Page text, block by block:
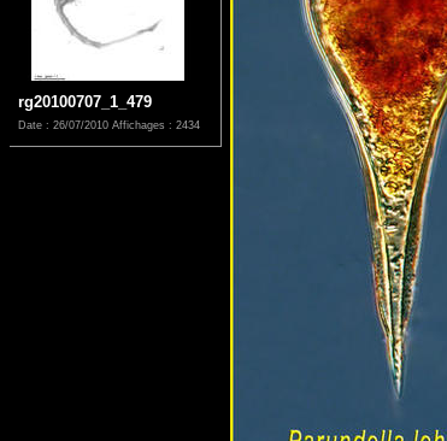
rg20100707_1_479
Date : 26/07/2010 Affichages : 2434